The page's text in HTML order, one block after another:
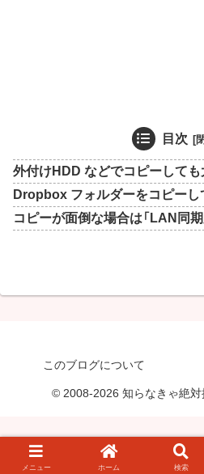
目次
外付けHDD などでコピーして
Dropbox フォルダーをコピーし
コピーが面倒な場合は「LAN同期
このブログについて
© 2008-2026 知らなきゃ絶対
メニュー ホーム 検索